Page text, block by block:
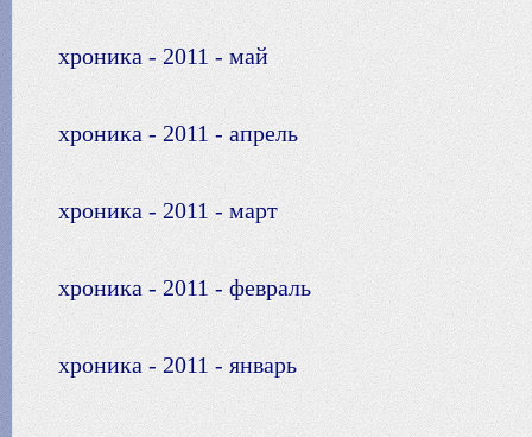
хроника - 2011 - май
хроника - 2011 - апрель
хроника - 2011 - март
хроника - 2011 - февраль
хроника - 2011 - январь